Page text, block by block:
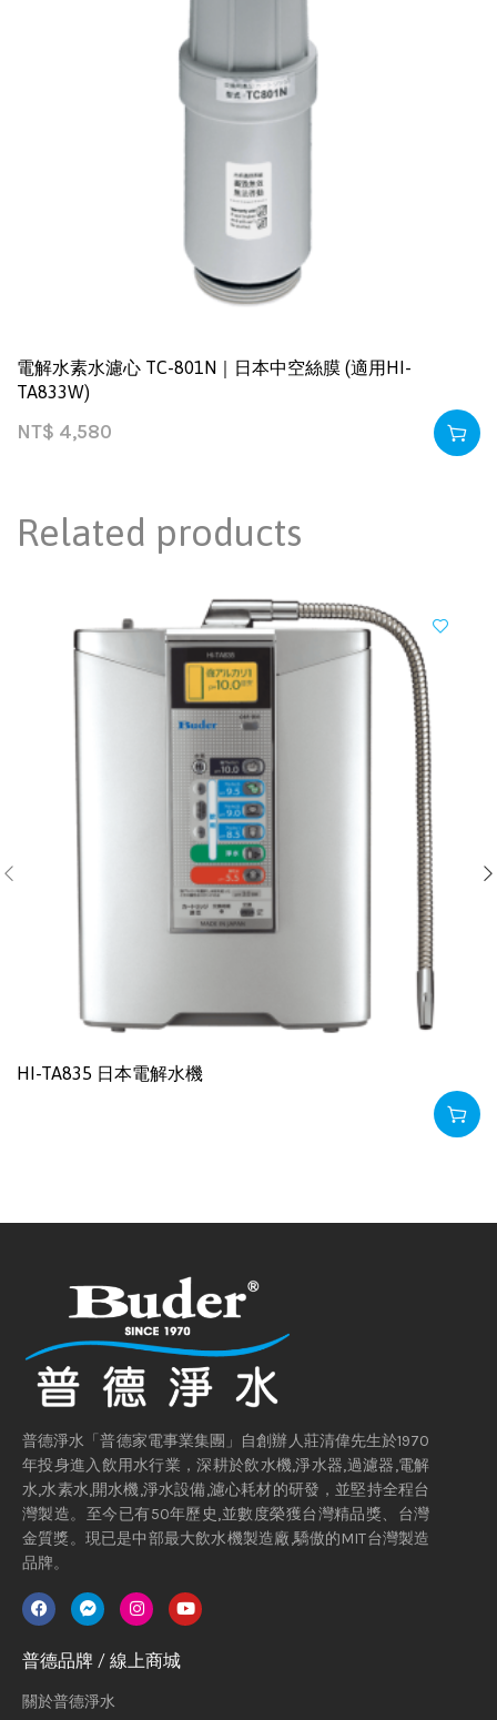
電解水素水濾心 TC-801N｜日本中空絲膜 (適用HI-
TA833W)
NT$ 4,580
Related products
HI-TA835 日本電解水機
普德淨水「普德家電事業集團」自創辦人莊清偉先生於1970
年投身進入飲用水行業，深耕於飲水機,淨水器,過濾器,電解
水,水素水,開水機,淨水設備,濾心耗材的研發，並堅持全程台
灣製造。至今已有50年歷史,並數度榮獲台灣精品獎、台灣
金質獎。現已是中部最大飲水機製造廠,驕傲的MIT台灣製造
品牌。
普德品牌 / 線上商城
關於普德淨水